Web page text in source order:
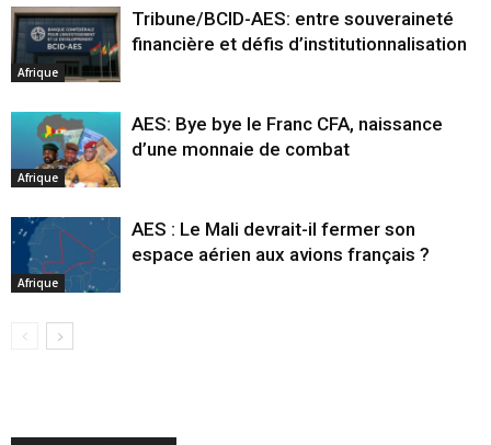
Afrique
Tribune/BCID-AES: entre souveraineté
financière et défis d’institutionnalisation
Afrique
AES: Bye bye le Franc CFA, naissance
d’une monnaie de combat
Afrique
AES : Le Mali devrait-il fermer son
espace aérien aux avions français ?